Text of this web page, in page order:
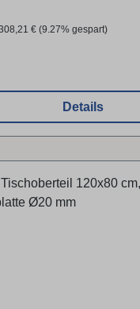
mm Abmessungen und
Preis:
€ (9.27% gespart)
Details